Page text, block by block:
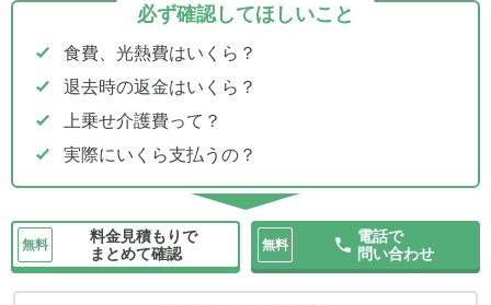
必ず確認してほしいこと
食費、光熱費はいくら？
退去時の返金はいくら？
上乗せ介護費って？
実際にいくら支払うの？
無料
料金見積もりで
まとめて確認
無料
電話で
問い合わせ